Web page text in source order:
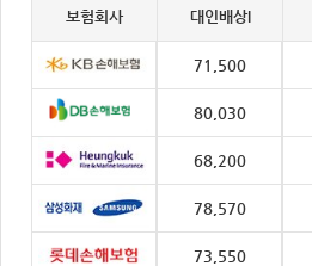
보험회사 대인배상I
71,500
80,030
68,200
78,570
73,550